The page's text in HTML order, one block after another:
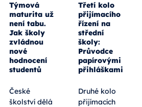
Týmová
maturita už
není tabu.
Jak školy
zvládnou
nové
hodnocení
studentů
České
školství dělá
Třetí kolo
přijímacího
řízení na
střední
školy:
Průvodce
papírovými
přihláškami
Druhé kolo
přijímacích